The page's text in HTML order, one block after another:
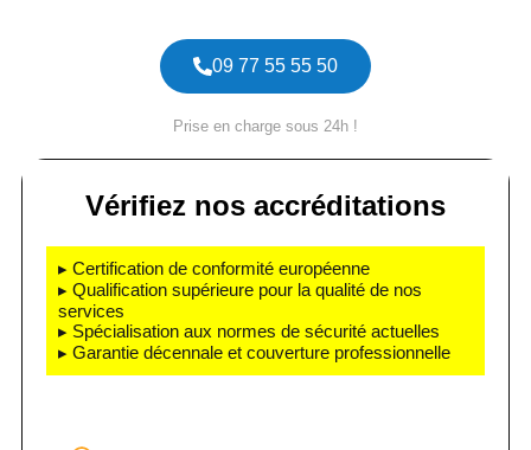
09 77 55 55 50
Prise en charge sous 24h !
Vérifiez nos accréditations
▸ Certification de conformité européenne
▸ Qualification supérieure pour la qualité de nos
services
▸ Spécialisation aux normes de sécurité actuelles
▸ Garantie décennale et couverture professionnelle